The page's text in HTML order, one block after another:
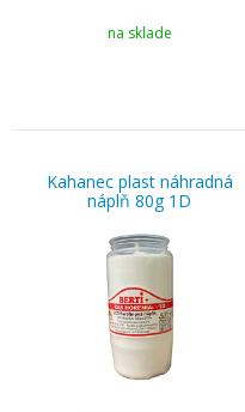
na sklade
Kahanec plast náhradná
náplň 80g 1D